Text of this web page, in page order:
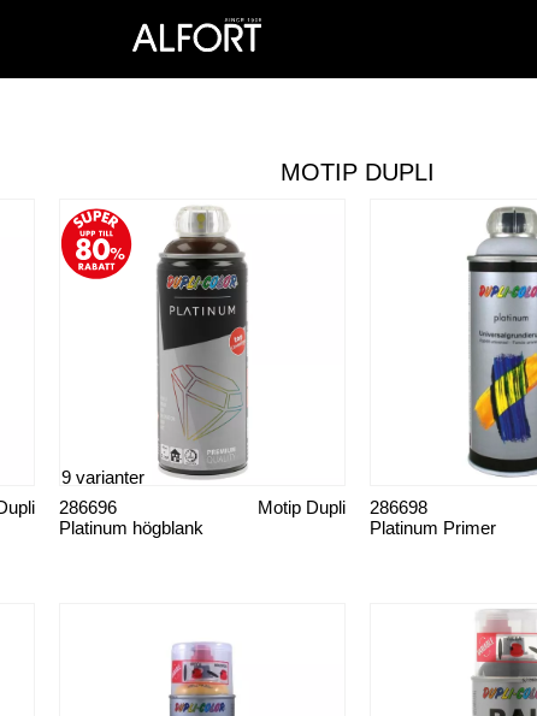
MOTIP DUPLI
Platinum högblank
Motip Dupli
286696
9 varianter
Platinum Primer
286698